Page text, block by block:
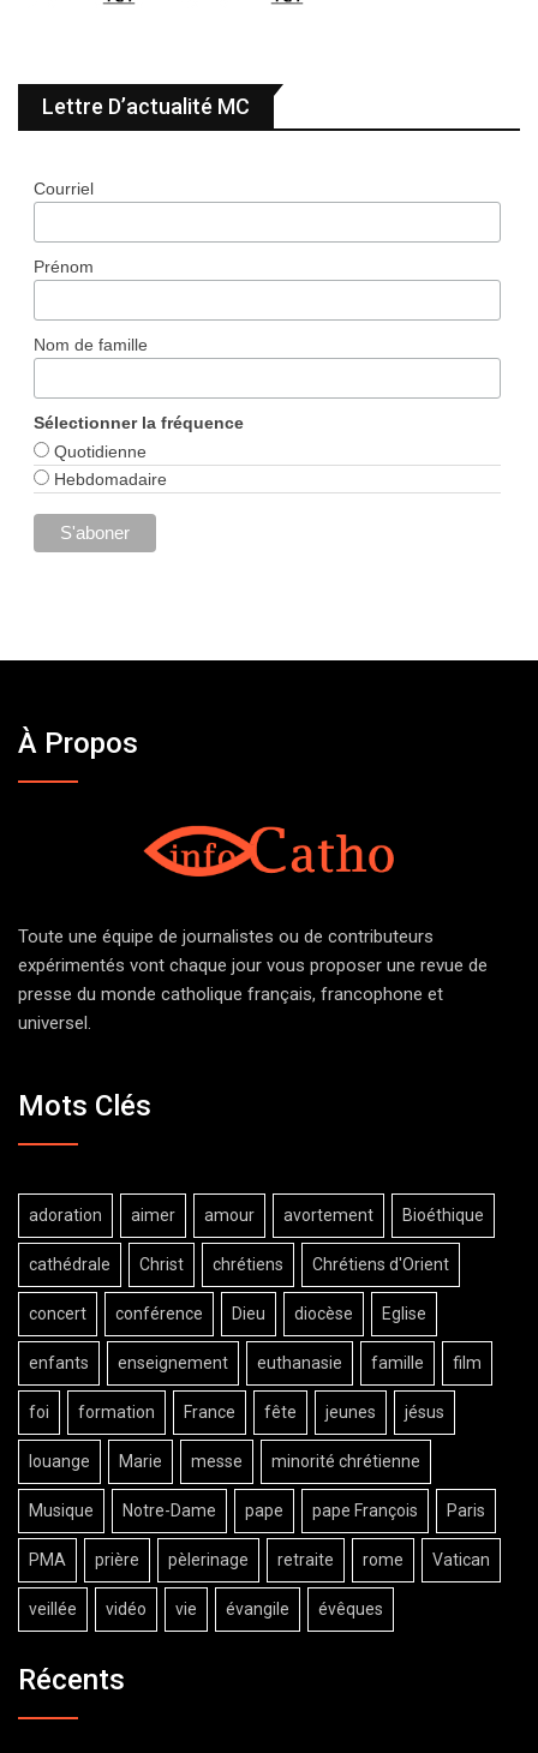
Lettre D’actualité MC
Courriel
Prénom
Nom de famille
Sélectionner la fréquence
Quotidienne
Hebdomadaire
À Propos
Toute une équipe de journalistes ou de contributeurs
expérimentés vont chaque jour vous proposer une revue de
presse du monde catholique français, francophone et
universel.
Mots Clés
adoration aimer amour avortement Bioéthique
cathédrale Christ chrétiens Chrétiens d'Orient
concert conférence Dieu diocèse Eglise
enfants enseignement euthanasie famille film
foi formation France fête jeunes jésus
louange Marie messe minorité chrétienne
Musique Notre-Dame pape pape François Paris
PMA prière pèlerinage retraite rome Vatican
veillée vidéo vie évangile évêques
Récents